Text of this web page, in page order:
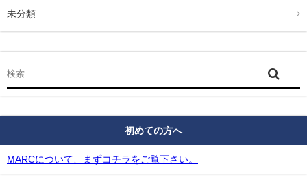
未分類
初めての方へ
MARCについて、まずコチラをご覧下さい。